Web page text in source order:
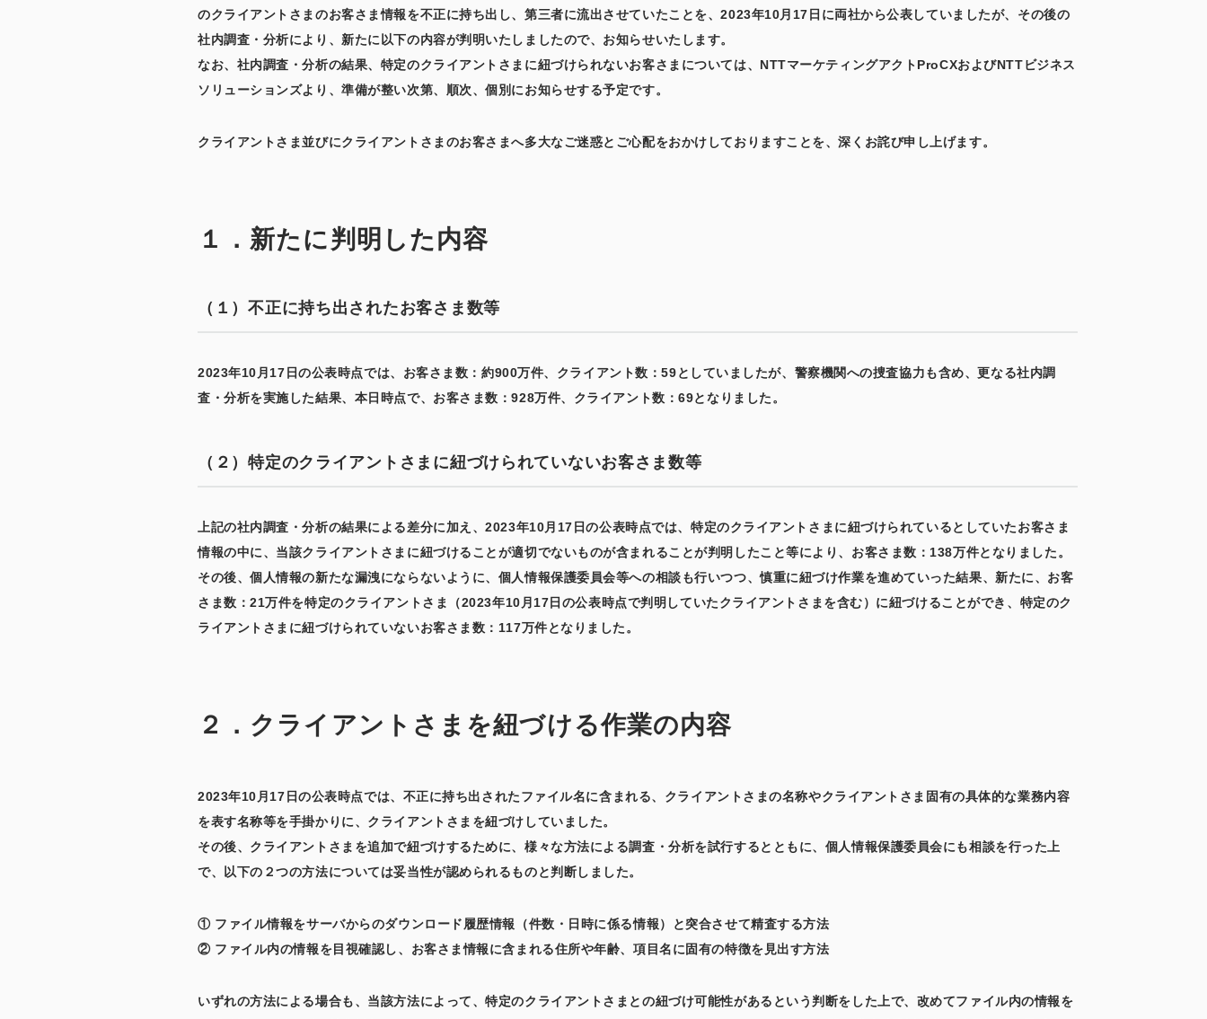
のクライアントさまのお客さま情報を不正に持ち出し、第三者に流出させていたことを、2023年10月17日に両社から公表していましたが、その後の
社内調査・分析により、新たに以下の内容が判明いたしましたので、お知らせいたします。
なお、社内調査・分析の結果、特定のクライアントさまに紐づけられないお客さまについては、NTTマーケティングアクトProCXおよびNTTビジネス
ソリューションズより、準備が整い次第、順次、個別にお知らせする予定です。
クライアントさま並びにクライアントさまのお客さまへ多大なご迷惑とご心配をおかけしておりますことを、深くお詫び申し上げます。
１．新たに判明した内容
（１）不正に持ち出されたお客さま数等
2023年10月17日の公表時点では、お客さま数：約900万件、クライアント数：59としていましたが、警察機関への捜査協力も含め、更なる社内調
査・分析を実施した結果、本日時点で、お客さま数：928万件、クライアント数：69となりました。
（２）特定のクライアントさまに紐づけられていないお客さま数等
上記の社内調査・分析の結果による差分に加え、2023年10月17日の公表時点では、特定のクライアントさまに紐づけられているとしていたお客さま
情報の中に、当該クライアントさまに紐づけることが適切でないものが含まれることが判明したこと等により、お客さま数：138万件となりました。
その後、個人情報の新たな漏洩にならないように、個人情報保護委員会等への相談も行いつつ、慎重に紐づけ作業を進めていった結果、新たに、お客
さま数：21万件を特定のクライアントさま（2023年10月17日の公表時点で判明していたクライアントさまを含む）に紐づけることができ、特定のク
ライアントさまに紐づけられていないお客さま数：117万件となりました。
２．クライアントさまを紐づける作業の内容
2023年10月17日の公表時点では、不正に持ち出されたファイル名に含まれる、クライアントさまの名称やクライアントさま固有の具体的な業務内容
を表す名称等を手掛かりに、クライアントさまを紐づけしていました。
その後、クライアントさまを追加で紐づけするために、様々な方法による調査・分析を試行するとともに、個人情報保護委員会にも相談を行った上
で、以下の２つの方法については妥当性が認められるものと判断しました。
① ファイル情報をサーバからのダウンロード履歴情報（件数・日時に係る情報）と突合させて精査する方法
② ファイル内の情報を目視確認し、お客さま情報に含まれる住所や年齢、項目名に固有の特徴を見出す方法
いずれの方法による場合も、当該方法によって、特定のクライアントさまとの紐づけ可能性があるという判断をした上で、改めてファイル内の情報を